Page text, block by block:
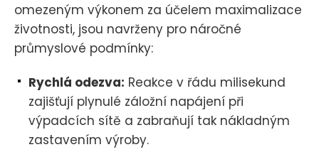
omezeným výkonem za účelem maximalizace
životnosti, jsou navrženy pro náročné
průmyslové podmínky:
Rychlá odezva: Reakce v řádu milisekund
zajišťují plynulé záložní napájení při
výpadcích sítě a zabraňují tak nákladným
zastavením výroby.